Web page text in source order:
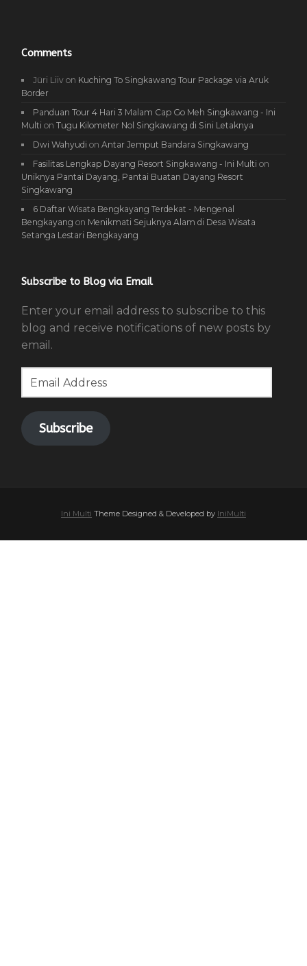
Comments
Jüri Liiv on Kuching To Singkawang Tour Package via Aruk
Border
Panduan Tour 4 Hari 3 Malam Cap Go Meh Singkawang - Ini
Multi onTugu Kilometer Nol Singkawang di Sini Letaknya
Dwi Wahyudi onAntar Jemput Bandara Singkawang
Fasilitas Lengkap Dayang Resort Singkawang - Ini Multi on
Uniknya Pantai Dayang, Pantai Buatan Dayang Resort
Singkawang
6 Daftar Wisata Bengkayang Terdekat - Mengenal
Bengkayang on Menikmati Sejuknya Alam di Desa Wisata
Setanga Lestari Bengkayang
Subscribe to Blog via Email
Enter your email address to subscribe to this
blog and receive notifications of new posts by
email.
Email
Subscribe
Ini Multi Theme Designed & Developed by IniMulti